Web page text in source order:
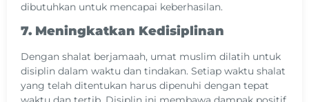
dibutuhkan untuk mencapai keberhasilan.
7. Meningkatkan Kedisiplinan
Dengan shalat berjamaah, umat muslim dilatih untuk
disiplin dalam waktu dan tindakan. Setiap waktu shalat
yang telah ditentukan harus dipenuhi dengan tepat